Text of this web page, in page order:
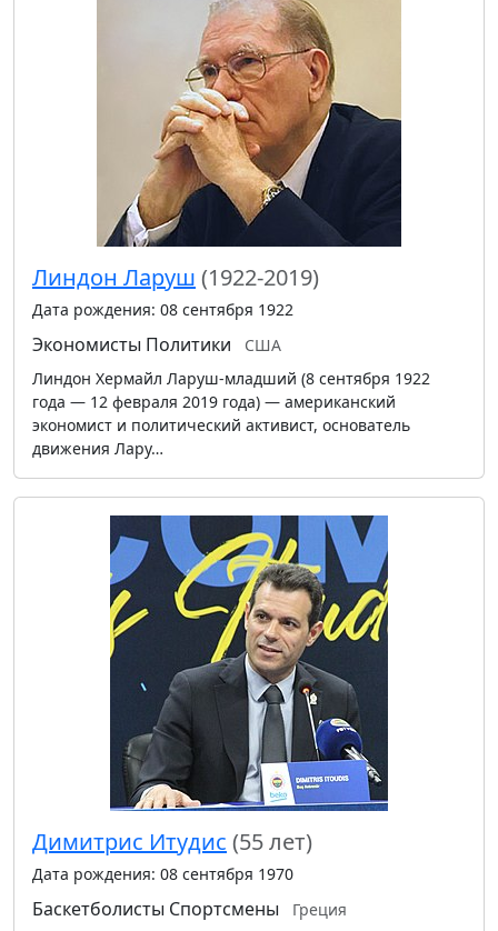
Линдон Ларуш (1922-2019)
Дата рождения: 08 сентября 1922
Экономисты Политики
США
Линдон Хермайл Ларуш-младший (8 сентября 1922
года — 12 февраля 2019 года) — американский
экономист и политический активист, основатель
движения Лару…
Димитрис Итудис (55 лет)
Дата рождения: 08 сентября 1970
Баскетболисты Спортсмены
Греция